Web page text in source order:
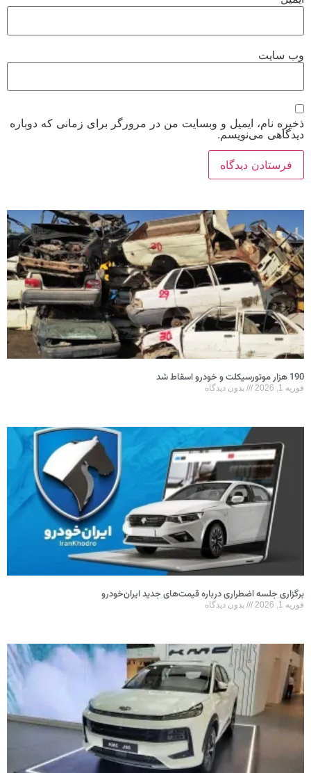
نام، ایمیل و وبسایت من در مرورگر برای زمانی که دوباره
می‌نویسم.
بدون دیدگاه
جلسه اضطراری درباره قیمت‌های جدید ایران‌خودرو
بدون دیدگاه